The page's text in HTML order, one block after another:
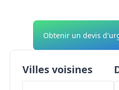
Obtenir un devis
Villes voisines